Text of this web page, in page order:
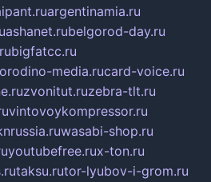
argentinamia.ru
ashanet.rubelgorod-day.ru
bigfatcc.ru
media.rucard-voice.ru
zvonitut.ruzebra-tlt.ru
vintovoykompressor.ru
wasabi-shop.ru
youtubefree.rux-ton.ru
taksu.rutor-lyubov-i-grom.ru